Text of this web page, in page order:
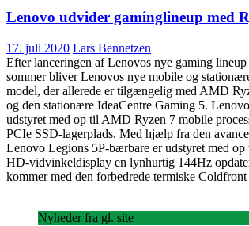
Lenovo udvider gaminglineup med
17. juli 2020 Lars Bennetzen
Efter lanceringen af Lenovos nye gaming
sommer bliver Lenovos nye mobile og
model, der allerede er tilgængelig med AMD
og den stationære IdeaCentre Gaming 5.
udstyret med op til AMD Ryzen 7 mobile
PCIe SSD-lagerplads. Med hjælp fra den
Lenovo Legions 5P-bærbare er udstyret med
HD-vidvinkeldisplay en lynhurtig 144Hz
kommer med den forbedrede termiske Coldfront
Nyheder fra gl. site